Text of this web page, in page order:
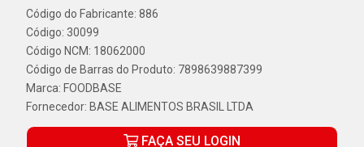
Código do Fabricante: 886
Código: 30099
Código NCM: 18062000
Código de Barras do Produto: 7898639887399
Marca: FOODBASE
Fornecedor: BASE ALIMENTOS BRASIL LTDA
FAÇA SEU LOGIN